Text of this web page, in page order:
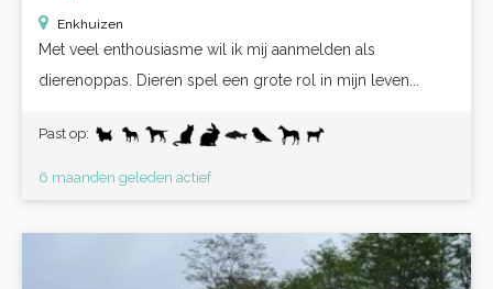
Enkhuizen
Met veel enthousiasme wil ik mij aanmelden als
dierenoppas. Dieren spel een grote rol in mijn leven...
Past op:
6 maanden geleden actief